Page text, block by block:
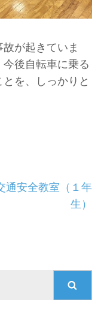
が起きていま
後自転車に乗る
を、しっかりと
通安全教室（１年
生）